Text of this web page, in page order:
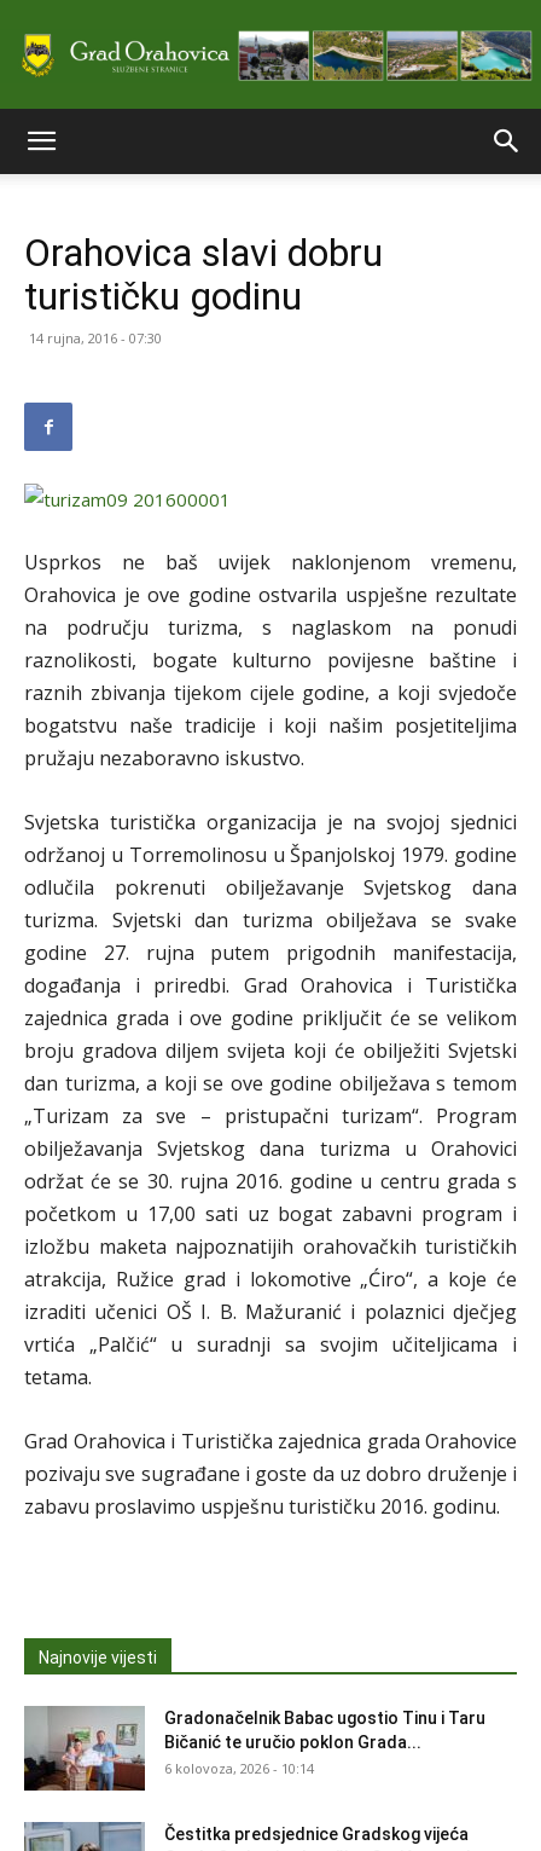
stranice
Orahovica slavi dobru
turističku godinu
14 rujna, 2016 - 07:30
Usprkos ne baš uvijek naklonjenom vremenu,
Orahovica je ove godine ostvarila uspješne rezultate
na području turizma, s naglaskom na ponudi
raznolikosti, bogate kulturno povijesne baštine i
raznih zbivanja tijekom cijele godine, a koji svjedoče
bogatstvu naše tradicije i koji našim posjetiteljima
pružaju nezaboravno iskustvo.
Svjetska turistička organizacija je na svojoj sjednici
održanoj u Torremolinosu u Španjolskoj 1979. godine
odlučila pokrenuti obilježavanje Svjetskog dana
turizma. Svjetski dan turizma obilježava se svake
godine 27. rujna putem prigodnih manifestacija,
događanja i priredbi. Grad Orahovica i Turistička
zajednica grada i ove godine priključit će se velikom
broju gradova diljem svijeta koji će obilježiti Svjetski
dan turizma, a koji se ove godine obilježava s temom
„Turizam za sve – pristupačni turizam“. Program
obilježavanja Svjetskog dana turizma u Orahovici
održat će se 30. rujna 2016. godine u centru grada s
početkom u 17,00 sati uz bogat zabavni program i
izložbu maketa najpoznatijih orahovačkih turističkih
atrakcija, Ružice grad i lokomotive „Ćiro“, a koje će
izraditi učenici OŠ I. B. Mažuranić i polaznici dječjeg
vrtića „Palčić“ u suradnji sa svojim učiteljicama i
tetama.
Grad Orahovica i Turistička zajednica grada Orahovice
pozivaju sve sugrađane i goste da uz dobro druženje i
zabavu proslavimo uspješnu turističku 2016. godinu.
Najnovije vijesti
Gradonačelnik Babac ugostio Tinu i Taru
Bičanić te uručio poklon Grada...
6 kolovoza, 2026 - 10:14
Čestitka predsjednice Gradskog vijeća